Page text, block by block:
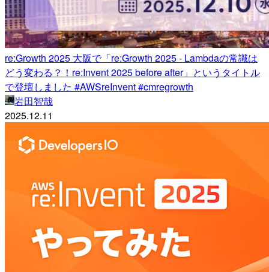
re:Growth 2025 大阪で「re:Growth 2025 - Lambdaの常識は
どう変わる？！re:Invent 2025 before after」というタイトル
で登壇しました #AWSreInvent #cmregrowth
岩田智哉
2025.12.11